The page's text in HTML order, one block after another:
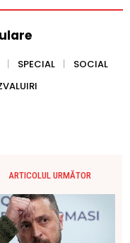
SPECIAL
SOCIAL
ARTICOLUL URMĂTOR